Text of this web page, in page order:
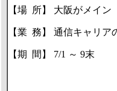
【場 所】 大阪がメイン
【業 務】 通信キャリア
【期 間】 7/1 ～ 9末